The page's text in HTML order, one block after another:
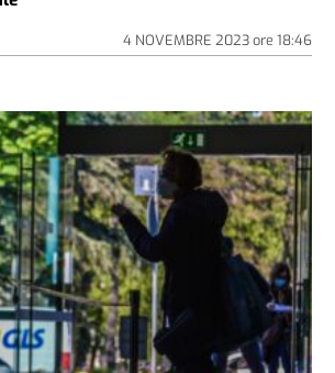
4 NOVEMBRE 2023ore 18:46